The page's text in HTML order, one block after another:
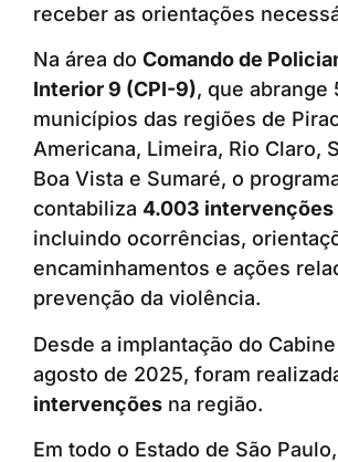
receber as orientações
Na área do Comando de
Interior 9 (CPI-9), que abrange
municípios das regiões de
Americana, Limeira, Rio Claro,
Boa Vista e Sumaré, o
contabiliza 4.003 intervenções
incluindo ocorrências,
encaminhamentos e ações
prevenção da violência.
Desde a implantação do
agosto de 2025, foram
intervenções na região.
Em todo o Estado de São